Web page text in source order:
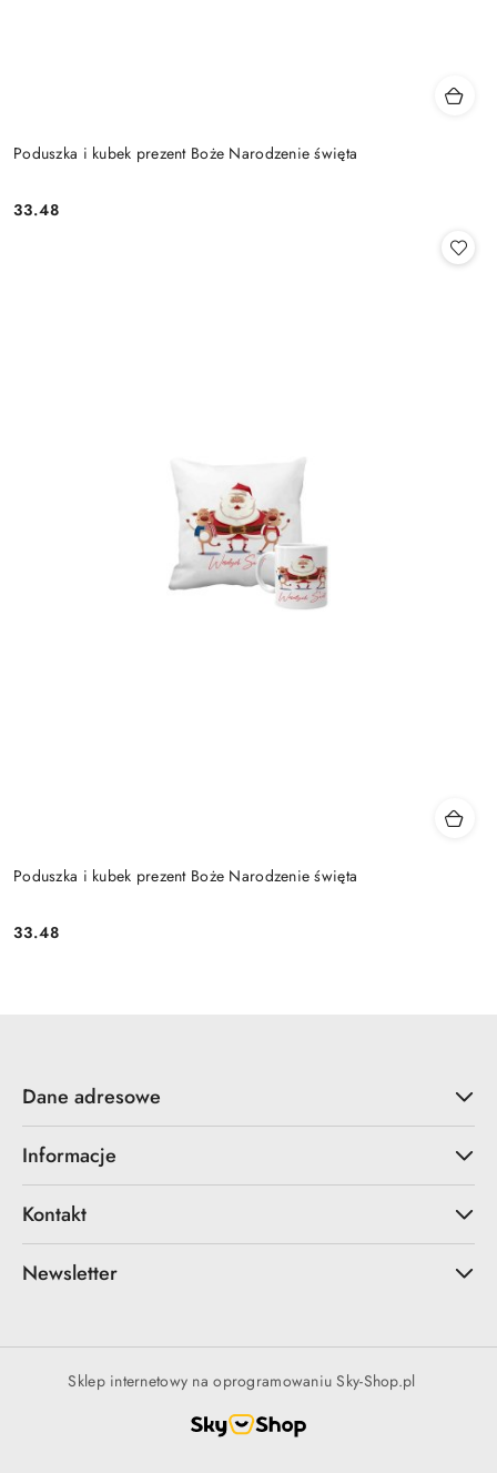
Poduszka i kubek prezent Boże Narodzenie święta
Cena:
33.48
Poduszka i kubek prezent Boże Narodzenie święta
Cena:
33.48
Dane adresowe
Informacje
Kontakt
Newsletter
Sklep internetowy na oprogramowaniu Sky-Shop.pl